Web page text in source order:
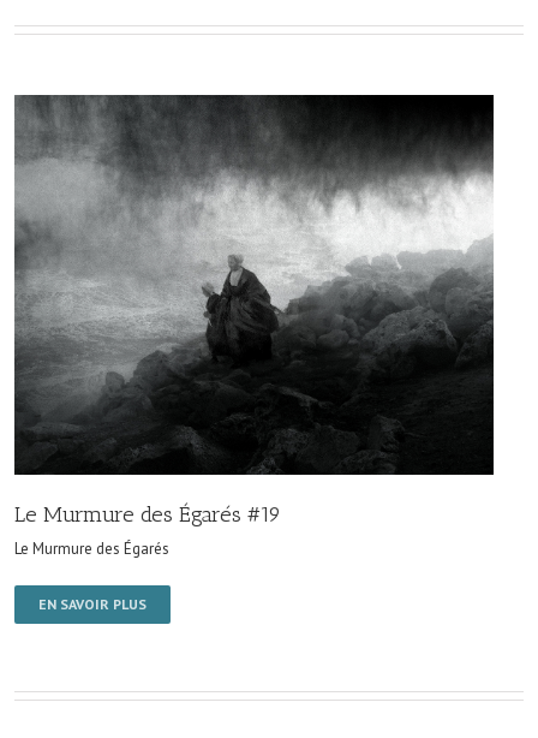
Le Murmure des Égarés #19
Le Murmure des Égarés
EN SAVOIR PLUS